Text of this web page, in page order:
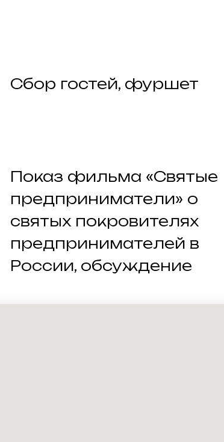
Cбор гостей, фуршет
Показ фильма «Святые
предприниматели» о
святых покровителях
предпринимателей в
России, обсуждение